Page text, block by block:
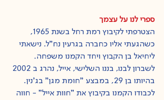
ספרי לנו על עצמך
הצטרפתי לקיבוץ רמת רחל בשנת 1965,
כשהגעתי אליו כחברה בגרעין נח"ל. נישאתי
ליחיאל בן הקבוץ ויחד הקמנו משפחה.
בהיותו בן 29, במבצע "חומת מגן" בג'נין.
לכבודו הקמנו בקיבוץ את "חוות אייל" - חווה